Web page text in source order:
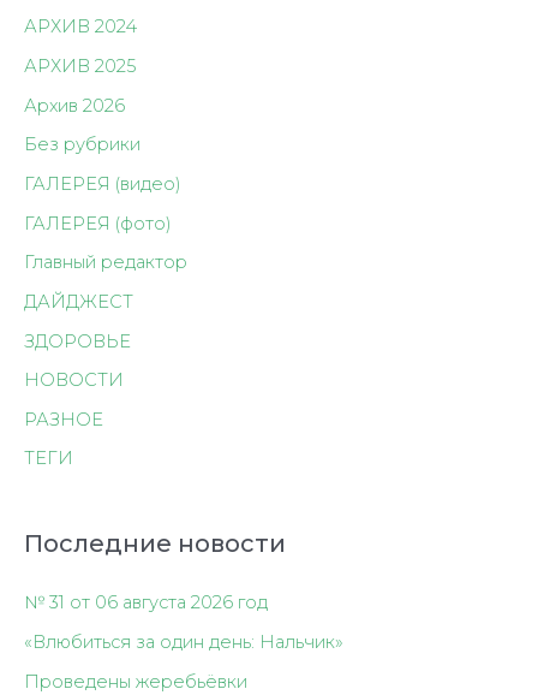
АРХИВ 2024
АРХИВ 2025
Архив 2026
Без рубрики
ГАЛЕРЕЯ (видео)
ГАЛЕРЕЯ (фото)
Главный редактор
ДАЙДЖЕСТ
ЗДОРОВЬЕ
НОВОСТИ
РАЗНОЕ
ТЕГИ
Последние новости
№ 31 от 06 августа 2026 год
«Влюбиться за один день: Нальчик»
Проведены жеребьёвки